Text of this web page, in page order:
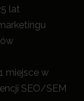
lat
miejsce w
SEO/SEM